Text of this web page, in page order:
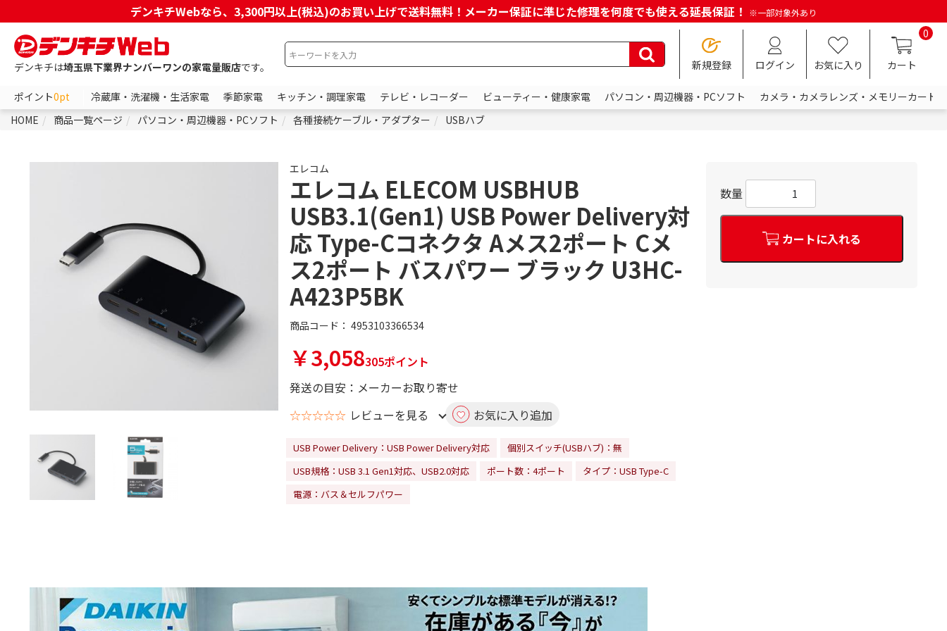
デンキチWebなら、3,300円以上(税込)のお買い上げで送料無料！メーカー保証に準じた修理を何度でも使える延長保証！ ※一部対象外あり
デンキチは埼玉県下業界ナンバーワンの家電量販店です。 新規登録 ログイン お気に入り
0
カート
ポイント0pt 冷蔵庫・洗濯機・生活家電 季節家電 キッチン・調理家電 テレビ・レコーダー ビューティー・健康家電 パソコン・周辺機器・PCソフト
カメラ・カメラレンズ・メモリーカード
HOME
商品一覧ページ パソコン・周辺機器・PCソフト 各種接続ケーブル・アダプター USBハブ
エレコム
エレコム ELECOM USBHUB
USB3.1(Gen1) USB Power Delivery対
応 Type-Cコネクタ Aメス2ポート Cメ
ス2ポート バスパワー ブラック U3HC-
A423P5BK
商品コード： 4953103366534
￥3,058305ポイント
発送の目安：メーカーお取り寄せ
☆☆☆☆☆ レビューを見る お気に入り追加
USB Power Delivery：USB Power Delivery対応
個別スイッチ(USBハブ)：無
USB規格：USB 3.1 Gen1対応、USB2.0対応
ポート数：4ポート
タイプ：USB Type-C
電源：バス＆セルフパワー
数量
カートに入れる